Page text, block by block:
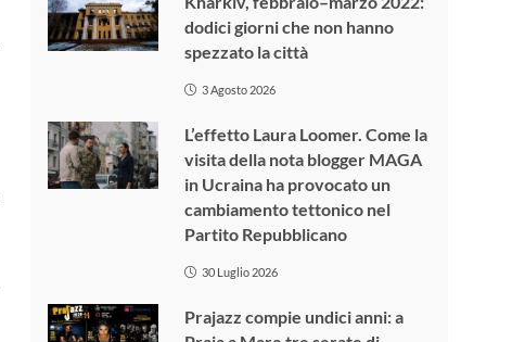
dodici giorni che non hanno
spezzato la città
3 Agosto 2026
L’effetto Laura Loomer. Come la
visita della nota blogger MAGA
in Ucraina ha provocato un
cambiamento tettonico nel
Partito Repubblicano
30 Luglio 2026
Prajazz compie undici anni: a